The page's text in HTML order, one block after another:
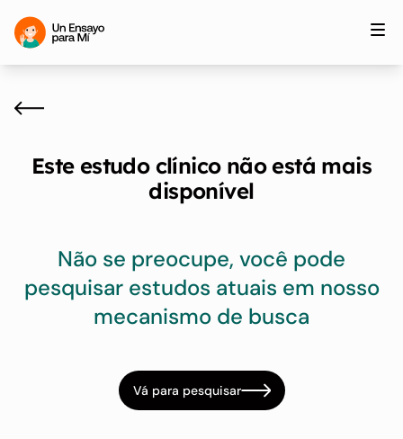
Este estudo clínico não está mais
disponível
Não se preocupe, você pode
pesquisar estudos atuais em nosso
mecanismo de busca
Vá para pesquisar